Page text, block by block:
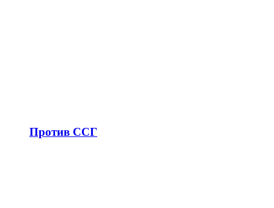
Против ССГ